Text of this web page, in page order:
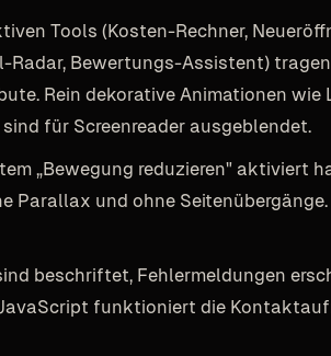
Tools (Kosten-Rechner,
Radar, Bewertungs-Assistent) tragen
Rein dekorative Animationen wie
für Screenreader ausgeblendet.
„Bewegung reduzieren" aktiviert
Parallax und ohne
beschriftet, Fehlermeldungen
funktioniert die